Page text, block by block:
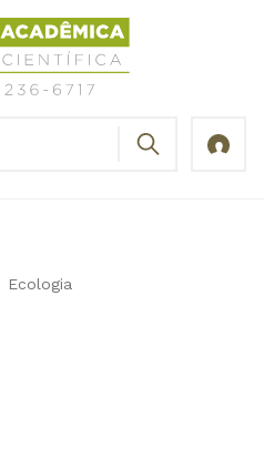
Ecologia